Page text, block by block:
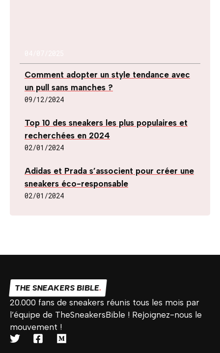
Comment adopter un style tendance avec
un pull sans manches ?
09/12/2024
Top 10 des sneakers les plus populaires et
recherchées en 2024
02/01/2024
Adidas et Prada s’associent pour créer une
sneakers éco-responsable
02/01/2024
THE SNEAKERS BIBLE.
20.000 fans de sneakers réunis tous les mois par
l’équipe de TheSneakersBible ! Rejoignez-nous le
mouvement !